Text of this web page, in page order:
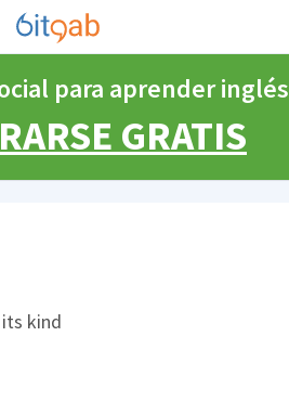
para aprender inglés
GRATIS
kind